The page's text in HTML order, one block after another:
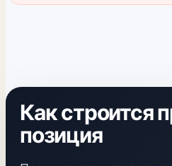
Как строится
позиция